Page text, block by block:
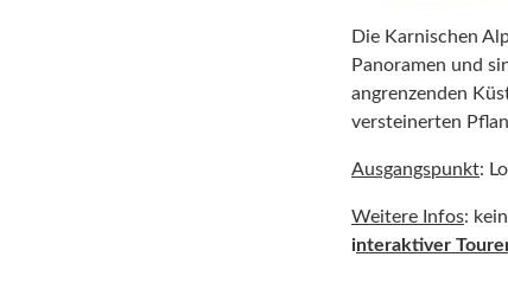
Die Karnischen
Panoramen und
angrenzenden
versteinerten
Ausgangspunkt:
Weitere Infos:
interaktiver